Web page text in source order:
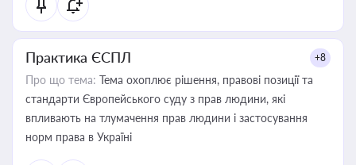
Практика ЄСПЛ +8
Про що тема: Тема охоплює рішення, правові позиції та
стандарти Європейського суду з прав людини, які
впливають на тлумачення прав людини і застосування
норм права в Україні